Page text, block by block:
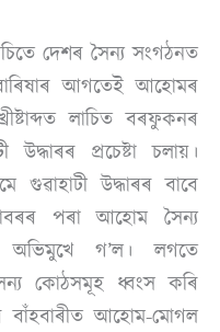
দেশৰ সৈন্য সংগঠনত
বাৰিষাৰ আগতেই আহোমৰ
লাচিত বৰফুকনৰ
প্ৰচেষ্টা চলায়।
উদ্ধাৰৰ বাবে
পৰা আহোম সৈন্য
অভিমুখে গ’ল। লগতে
কোঠসমূহ ধ্বংস কৰি
বাঁহবাৰীত আহোম-মোগল